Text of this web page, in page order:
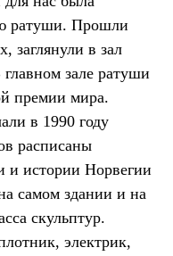
ратуши. Прошли
заглянули в зал
главном зале ратуши
премии мира.
в 1990 году
расписаны
и истории Норвегии
самом здании и на
скульптур.
электрик,